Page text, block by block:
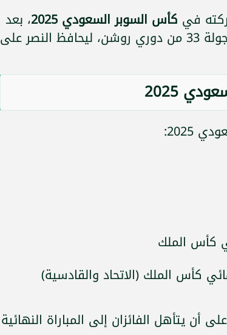
في كأس السوبر السعودي 2025 ، بعد
أمام الاتفاق بنتيجة 1-3، ضمن الجولة 33 من دوري روشن، ليحافظ النصر على
2025
كأس الملك
كأس الملك (الاتحاد والقادسية)
يتأهل الفائزان إلى المباراة النهائية